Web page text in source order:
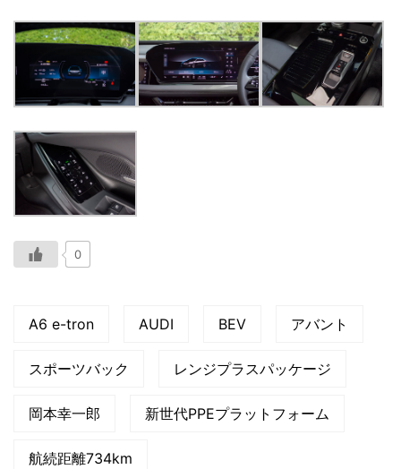
0
A6 e-tron AUDI BEV アバント
スポーツバック レンジプラスパッケージ
岡本幸一郎 新世代PPEプラットフォーム
航続距離734km